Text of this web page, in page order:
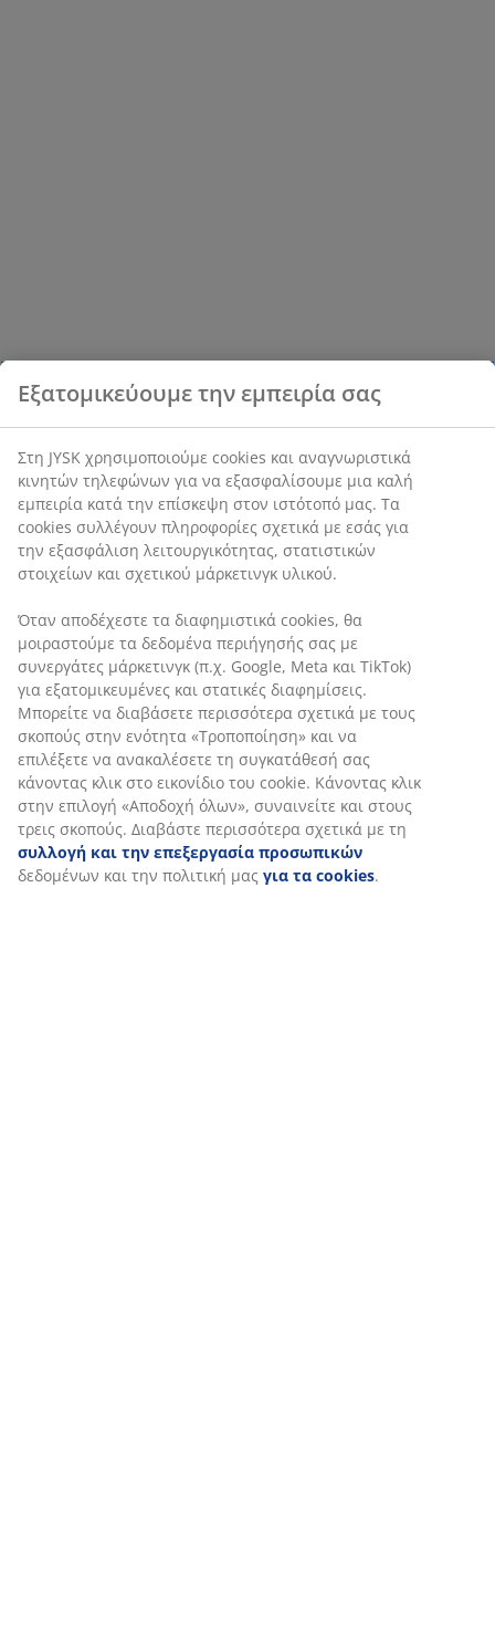
Εξατομικεύουμε την εμπειρία σας
Στη JYSK χρησιμοποιούμε cookies και αναγνωριστικά
κινητών τηλεφώνων για να εξασφαλίσουμε μια καλή
εμπειρία κατά την επίσκεψη στον ιστότοπό μας. Τα
cookies συλλέγουν πληροφορίες σχετικά με εσάς για
την εξασφάλιση λειτουργικότητας, στατιστικών
στοιχείων και σχετικού μάρκετινγκ υλικού.
Όταν αποδέχεστε τα διαφημιστικά cookies, θα
μοιραστούμε τα δεδομένα περιήγησής σας με
συνεργάτες μάρκετινγκ (π.χ. Google, Meta και TikTok)
για εξατομικευμένες και στατικές διαφημίσεις.
Μπορείτε να διαβάσετε περισσότερα σχετικά με τους
σκοπούς στην ενότητα «Τροποποίηση» και να
επιλέξετε να ανακαλέσετε τη συγκατάθεσή σας
κάνοντας κλικ στο εικονίδιο του cookie. Κάνοντας κλικ
στην επιλογή «Αποδοχή όλων», συναινείτε και στους
τρεις σκοπούς. Διαβάστε περισσότερα σχετικά με τη
συλλογή και την επεξεργασία προσωπικών
δεδομένων και την πολιτική μας για τα cookies.